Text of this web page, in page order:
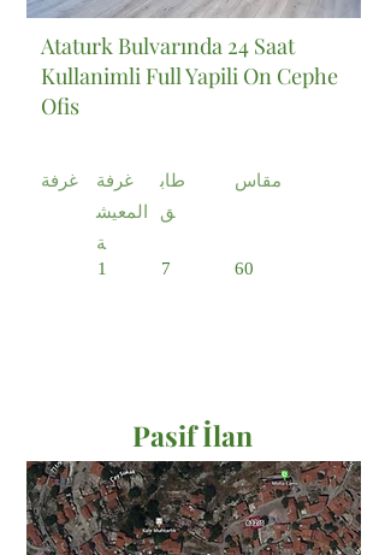
Ataturk Bulvarında 24 Saat
Kullanimli Full Yapili On Cephe
Ofis
غرفة
غرفة
المعيش
ة
1
طاب
ق
7
مقاس
60
Pasif İlan
Satılık